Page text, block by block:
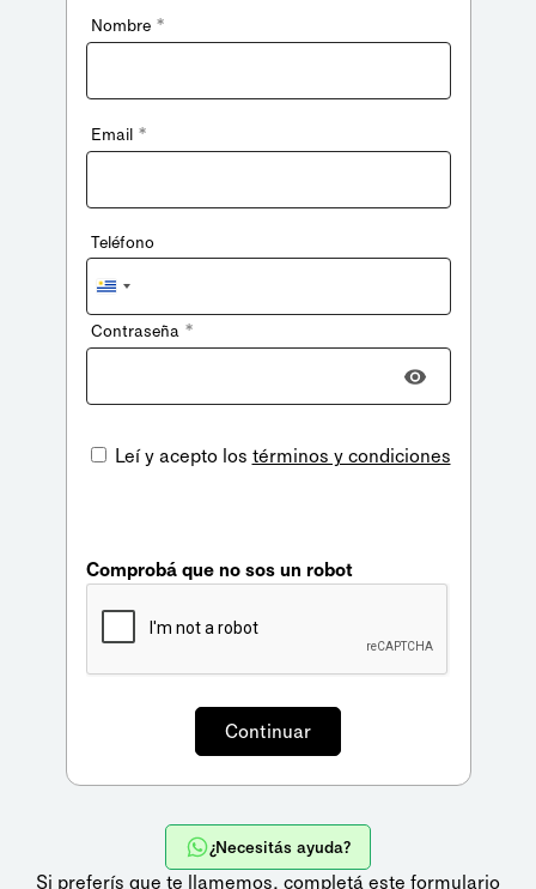
Nombre *
Email *
Teléfono
Uruguay
+598
Contraseña *
Leí y acepto los términos y condiciones
Comprobá que no sos un robot
¿Necesitás ayuda?
Si preferís que te llamemos, completá este formulario